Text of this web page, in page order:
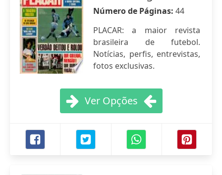
Número de Páginas: 44
PLACAR: a maior revista
brasileira de futebol.
Notícias, perfis, entrevistas,
fotos exclusivas.
Ver Opções